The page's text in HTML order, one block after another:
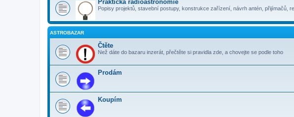
Praktická radioastronomie
Popisy projektů, stavební postupy, konstrukce zařízení, návrh antén, přijímačů,
ASTROBAZAR
Čtěte
Než dáte do bazaru inzerát, přečtěte si pravidla zde, a chovejte se podle toho
Prodám
Koupím